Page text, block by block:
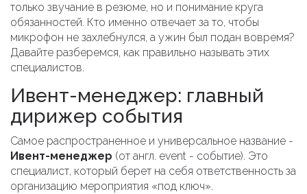
только звучание в резюме, но и понимание круга
обязанностей. Кто именно отвечает за то, чтобы
микрофон не захлебнулся, а ужин был подан вовремя?
Давайте разберемся, как правильно называть этих
специалистов.
Ивент-менеджер: главный
дирижер события
Самое распространенное и универсальное название -
Ивент-менеджер (от англ. event - событие). Это
специалист, который берет на себя ответственность за
организацию мероприятия «под ключ».